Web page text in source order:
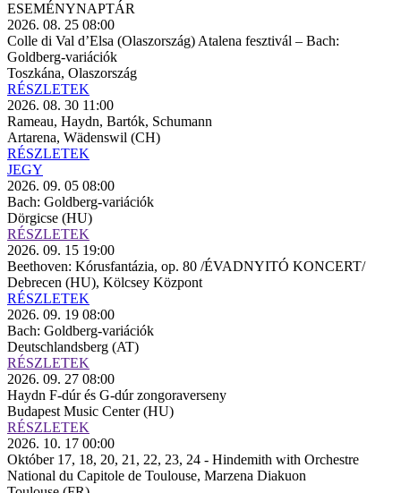
ESEMÉNY­NAPTÁR
2026. 08. 25 08:00
Colle di Val d’Elsa (Olaszország) Atalena fesztivál – Bach:
Goldberg-variációk
Toszkána, Olaszország
RÉSZLETEK
2026. 08. 30 11:00
Rameau, Haydn, Bartók, Schumann
Artarena, Wädenswil (CH)
RÉSZLETEK
JEGY
2026. 09. 05 08:00
Bach: Goldberg-variációk
Dörgicse (HU)
RÉSZLETEK
2026. 09. 15 19:00
Beethoven: Kórusfantázia, op. 80 /ÉVADNYITÓ KONCERT/
Debrecen (HU), Kölcsey Központ
RÉSZLETEK
2026. 09. 19 08:00
Bach: Goldberg-variációk
Deutschlandsberg (AT)
RÉSZLETEK
2026. 09. 27 08:00
Haydn F-dúr és G-dúr zongoraverseny
Budapest Music Center (HU)
RÉSZLETEK
2026. 10. 17 00:00
Október 17, 18, 20, 21, 22, 23, 24 - Hindemith with Orchestre
National du Capitole de Toulouse, Marzena Diakuon